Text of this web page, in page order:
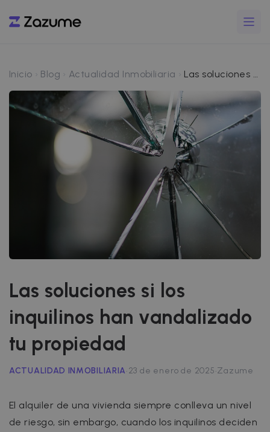
Inicio Blog Actualidad Inmobiliaria Las soluciones si los inquilinos han vandalizado tu propiedad
Las soluciones si los
inquilinos han vandalizado
tu propiedad
ACTUALIDAD INMOBILIARIA·23 de enero de 2025·Zazume
El alquiler de una vivienda siempre conlleva un nivel
de riesgo, sin embargo, cuando los inquilinos deciden